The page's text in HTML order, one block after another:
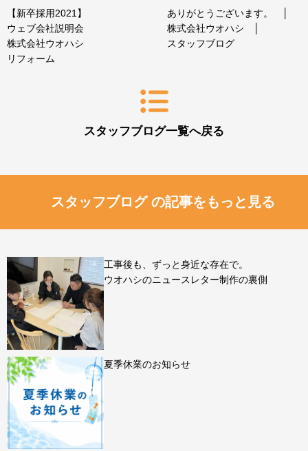
【新卒採用2021】
ウェブ会社説明会
株式会社ウオハシ
リフォーム
スタッフブログ一覧へ戻る
ありがとうございます。 │
株式会社ウオハシ │
スタッフブログ
スタッフブログ の記事をもっと見る
工事後も、ずっと身近な存在で。
ウオハシのニュースレター制作の裏側
夏季休業のお知らせ